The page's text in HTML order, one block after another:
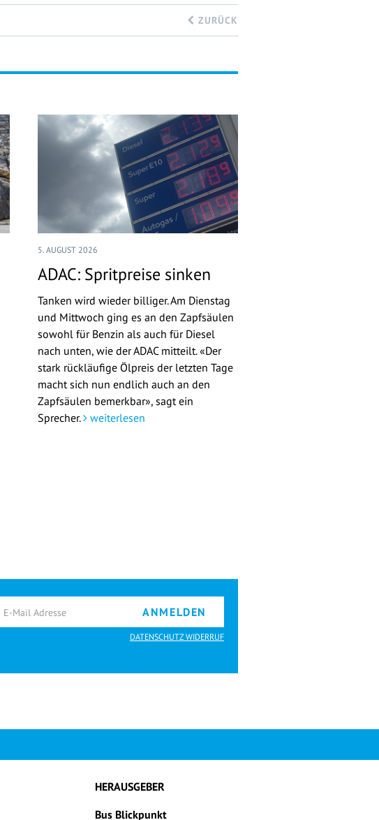
ZURÜCK
5. AUGUST 2026
ADAC: Spritpreise sinken
Tanken wird wieder billiger. Am Dienstag
und Mittwoch ging es an den Zapfsäulen
sowohl für Benzin als auch für Diesel
nach unten, wie der ADAC mitteilt. «Der
stark rückläufige Ölpreis der letzten Tage
macht sich nun endlich auch an den
Zapfsäulen bemerkbar», sagt ein
Sprecher. weiterlesen
ANMELDEN
DATENSCHUTZ WIDERRUF
HERAUSGEBER
Bus Blickpunkt